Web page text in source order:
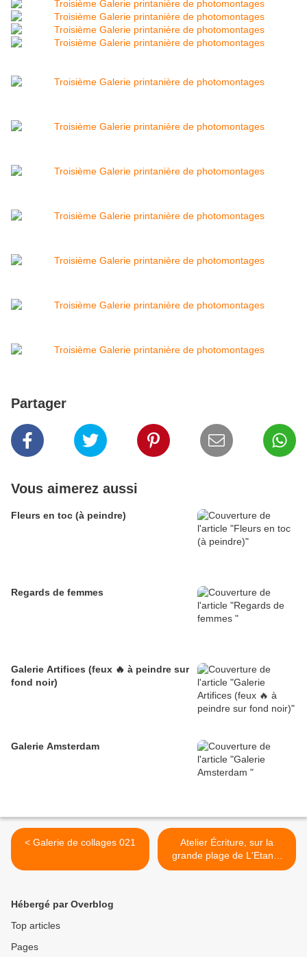
Partager
Vous aimerez aussi
Fleurs en toc (à peindre)
Regards de femmes
Galerie Artifices (feux 🔥 à peindre sur
fond noir)
Galerie Amsterdam
< Galerie de collages 021
Atelier Écriture, sur la
grande plage de L'Etang-
salé >
Hébergé par Overblog
Top articles
Pages